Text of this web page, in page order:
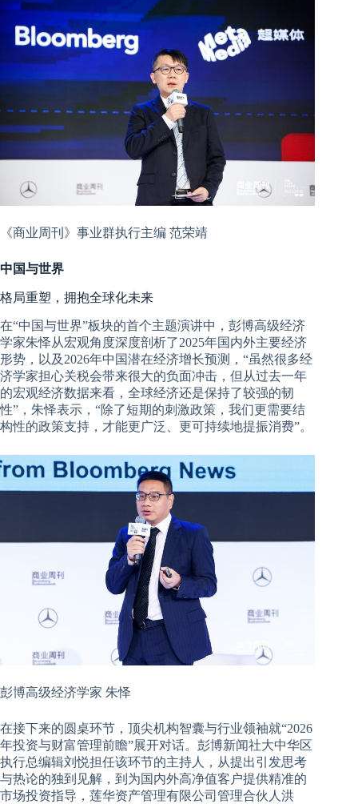
《商业周刊》事业群执行主编 范荣靖
中国与世界
格局重塑，拥抱全球化未来
在“中国与世界”板块的首个主题演讲中，彭博高级经济
学家朱怿从宏观角度深度剖析了2025年国内外主要经济
形势，以及2026年中国潜在经济增长预测，“虽然很多经
济学家担心关税会带来很大的负面冲击，但从过去一年
的宏观经济数据来看，全球经济还是保持了较强的韧
性”，朱怿表示，“除了短期的刺激政策，我们更需要结
构性的政策支持，才能更广泛、更可持续地提振消费”。
彭博高级经济学家 朱怿
在接下来的圆桌环节，顶尖机构智囊与行业领袖就“2026
年投资与财富管理前瞻”展开对话。彭博新闻社大中华区
执行总编辑刘悦担任该环节的主持人，从提出引发思考
与热论的独到见解，到为国内外高净值客户提供精准的
市场投资指导，莲华资产管理有限公司管理合伙人洪